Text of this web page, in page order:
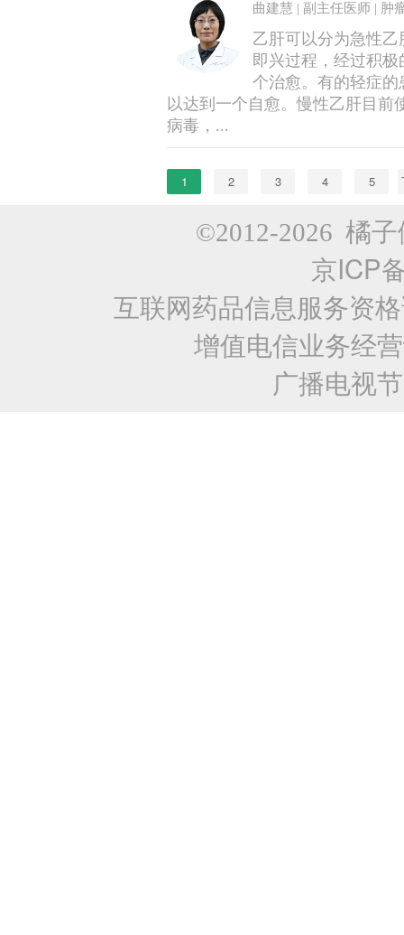
曲建慧 | 副主任医师 | 肿
乙肝可以分为急性
即兴过程，经过积
个治愈。有的轻症
以达到一个自愈。慢性乙肝目前
病毒，...
1 2 3 4 5
©2012-2026 橘子
京ICP
互联网药品信息服务资
增值电信业务经
广播电视